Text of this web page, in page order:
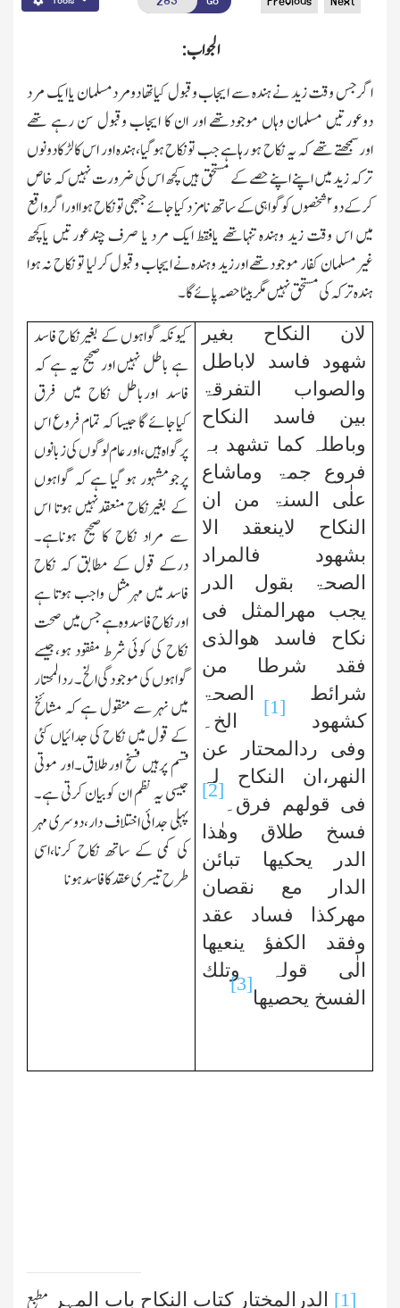
الجواب:
اگرجس وقت زید نے ہندہ سے ایجاب وقبول کیاتھا دومردمسلمان یا ایك مرد
دوعورتیں مسلمان وہاں موجودتھے اور ان کا ایجاب وقبول سن رہے تھے
اورسمجھتے تھے کہ یہ نکاح ہو رہاہے جب تونکاح ہوگیا،ہندہ اور اس کالڑکادونوں
ترکہ زید میں اپنے اپنے حصے کے مستحق ہیں کچھ اس کی ضرورت نہیں کہ خاص
کرکے دو۲شخصوں کوگواہی کے ساتھ نامزدکیاجائے جبھی تونکاح ہوا اوراگرواقع
میں اس وقت زید وہندہ تنہاتھے یافقط ایك مرد یا صرف چندعورتیں یاکچھ
غیرمسلمان کفار موجودتھے اورزید وہندہ نے ایجاب وقبول کرلیا تو نکاح نہ ہوا
ہندہ ترکہ کی مستحق نہیں مگربیٹاحصہ پائے گا۔
لان النکاح بغیر
شھود فاسد لاباطل
والصواب التفرقۃ
بین فاسد النکاح
وباطلہ کما تشھد بہ
فروع جمۃ وماشاع
علٰی السنۃ من ان
النکاح لاینعقد الا
بشھود فالمراد
الصحۃ بقول الدر
یجب مھرالمثل فی
نکاح فاسد ھوالذی
فقد شرطا من
شرائط الصحۃ
کشھود
[1]
الخ۔
وفی ردالمحتار عن
النھر،ان النکاح لہ
فی قولھم فرق۔
[2]
فسخ طلاق وھٰذا
الدر یحکیھا تبائن
الدار مع نقصان
مھرکذا فساد عقد
وفقد الکفؤ ینعیھا
الٰی قولہ وتلك
الفسخ یحصیھا
[3]
کیونکہ گواہوں کے بغیرنکاح فاسد
ہے باطل نہیں اورصحیح یہ ہے کہ
فاسد اورباطل نکاح میں فرق
کیاجائے گا جیسا کہ تمام فروع اس
پرگواہ ہیں،اورعام لوگوں کی زبانوں
پرجومشہور ہو گیا ہے کہ گواہوں
کے بغیرنکاح منعقدنہیں ہوتا اس
سے مراد نکاح کاصحیح ہوناہے۔
درکے قول کے مطابق کہ نکاح
فاسد میں مہرمثل واجب ہوتا ہے
اورنکاح فاسدوہ ہے جس میں صحت
نکاح کی کوئی شرط مفقود ہو،جیسے
گواہوں کی موجودگی الخ۔ رد المحتار
میں نہر سے منقول ہے کہ مشائخ
کے قول میں نکاح کی جدائیاں کئی
قسم پرہیں فسخ اورطلاق۔اور موتی
جیسی یہ نظم ان کوبیان کرتی ہے۔
پہلی جدائی اختلاف دار،دوسری مہر
کی کمی کے ساتھ نکاح کرنا،اسی
طرح تیسری عقد کافاسد ہونا
[1] الدرالمختار کتاب النکاح باب المہر